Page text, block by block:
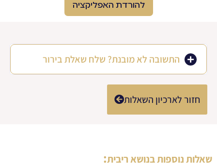
להורדת האפליקציה
התשובה לא מובנת? שלח שאלת בירור
חזור לארכיון השאלות
שאלות נוספות בנושאריבית: